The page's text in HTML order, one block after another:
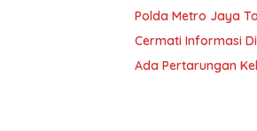
Polda Metro Jaya
Cermati Informasi
Ada Pertarungan